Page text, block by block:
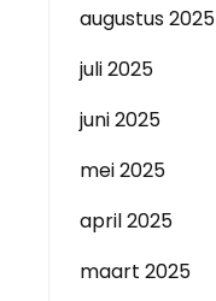
augustus 2025
juli 2025
juni 2025
mei 2025
april 2025
maart 2025